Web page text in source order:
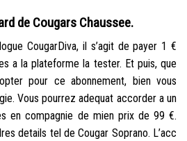
de Cougars Chaussee.
CougarDiva, il s’agit de payer 1 €
a la plateforme la tester. Et puis, que
pour ce abonnement, bien vous
Vous pourrez adequat accorder a un
en compagnie de mien prix de 99 €.
details tel de Cougar Soprano. L’acc